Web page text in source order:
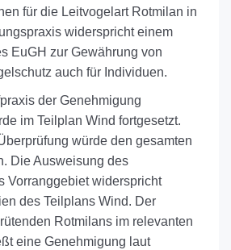
für die Leitvogelart Rotmilan in
widerspricht einem
EuGH zur Gewährung von
auch für Individuen.
der Genehmigung
im Teilplan Wind fortgesetzt.
würde den gesamten
Die Ausweisung des
Vorranggebiet widerspricht
des Teilplans Wind. Der
Rotmilans im relevanten
eine Genehmigung laut